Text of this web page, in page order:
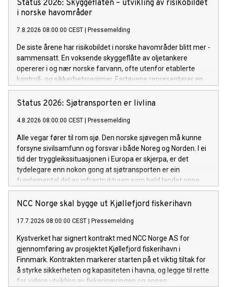
Status 2026: Skyggeflåten – utvikling av risikobildet
i ­norske ­havområder
7.8.2026 08:00:00 CEST Pressemelding
De siste årene har risikobildet i norske havområder blitt mer ­
sammensatt. En voksende skyggeflåte av oljetankere
opererer i og nær norske farvann, ofte utenfor etablerte
kontroll- og sikkerhets­regimer. Fartøyene representerer en
forhøyet risiko som utfordrer sikkerheten og miljøet i
europeiske farvann. Dette er en ny normal som vi må
Status 2026: Sjøtransporten er livlina
4.8.2026 08:00:00 CEST Pressemelding
Alle vegar fører til rom sjø. Den norske sjøvegen må kunne
forsyne sivilsamfunn og forsvar i både Noreg og Norden. I ei
tid der tryggleikssituasjonen i Europa er skjerpa, er det
tydelegare enn nokon gong at sjøtransporten er ein
fundamental del av infrastrukturen som held landet oppe.
Det gjeld i fredstid, i kriser og om det verste skulle skje.
NCC Norge skal bygge ut Kjøllefjord fiskerihavn
17.7.2026 08:00:00 CEST Pressemelding
Kystverket har signert kontrakt med NCC Norge AS for
gjennomføring av prosjektet Kjøllefjord fiskerihavn i
Finnmark. Kontrakten markerer starten på et viktig tiltak for
å styrke sikkerheten og kapasiteten i havna, og legge til rette
for videre utvikling av fiskerinæringen og annen